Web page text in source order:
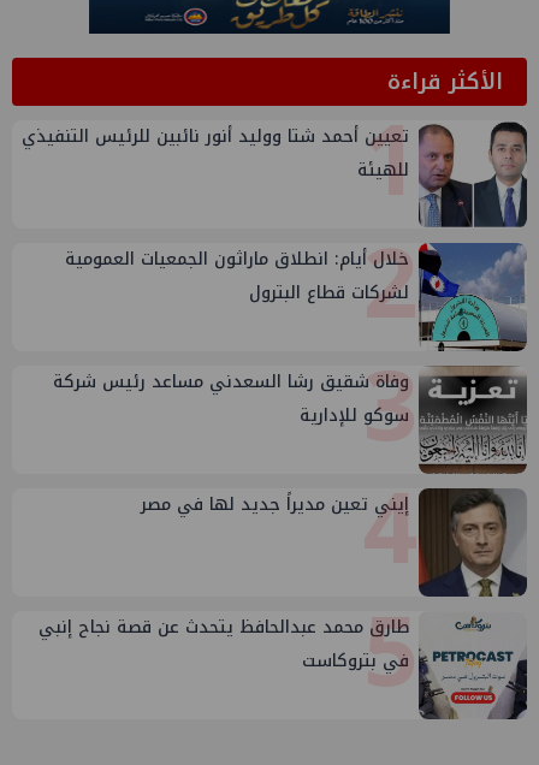
الأكثر قراءة1
تعيين أحمد شتا ووليد أنور نائبين للرئيس التنفيذي
للهيئة
2
خلال أيام: انطلاق ماراثون الجمعيات العمومية
لشركات قطاع البترول
3
وفاة شقيق رشا السعدني مساعد رئيس شركة
سوكو للإدارية
4
إيني تعين مديراً جديد لها في مصر
5
طارق محمد عبدالحافظ يتحدث عن قصة نجاح إنبي
في بتروكاست